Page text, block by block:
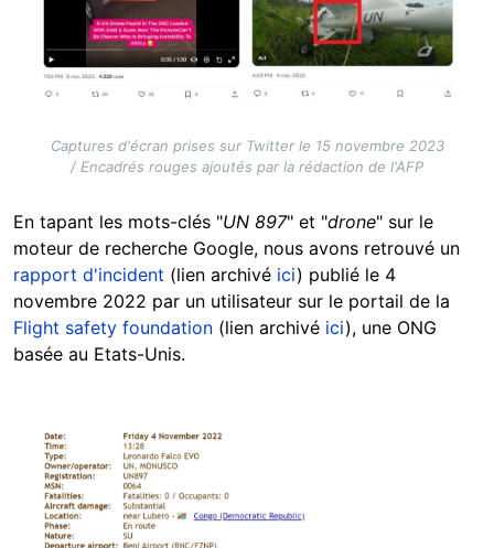
Captures d'écran prises sur Twitter le 15 novembre 2023
/ Encadrés rouges ajoutés par la rédaction de l'AFP
En tapant les mots-clés "UN 897" et "drone" sur le
moteur de recherche Google, nous avons retrouvé un
rapport d'incident (lien archivé ici) publié le 4
novembre 2022 par un utilisateur sur le portail de la
Flight safety foundation (lien archivé ici), une ONG
basée au Etats-Unis.
Image